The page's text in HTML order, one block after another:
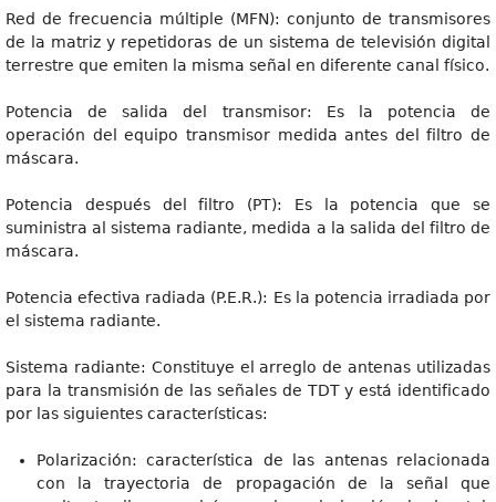
Red de frecuencia múltiple (MFN): conjunto de transmisores
de la matriz y repetidoras de un sistema de televisión digital
terrestre que emiten la misma señal en diferente canal físico.
Potencia de salida del transmisor: Es la potencia de
operación del equipo transmisor medida antes del filtro de
máscara.
Potencia después del filtro (PT): Es la potencia que se
suministra al sistema radiante, medida a la salida del filtro de
máscara.
Potencia efectiva radiada (P.E.R.): Es la potencia irradiada por
el sistema radiante.
Sistema radiante: Constituye el arreglo de antenas utilizadas
para la transmisión de las señales de TDT y está identificado
por las siguientes características:
Polarización: característica de las antenas relacionada
con la trayectoria de propagación de la señal que